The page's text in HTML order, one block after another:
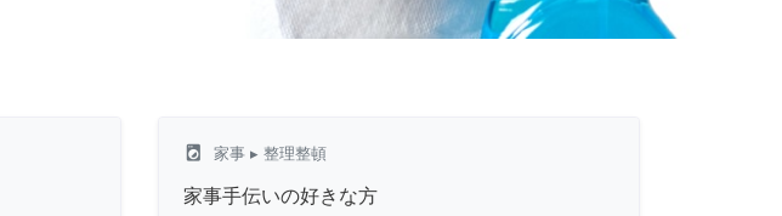
local_laundry_service 家事▸ 整理整頓
家事手伝いの好きな方